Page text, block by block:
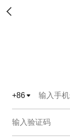
+86